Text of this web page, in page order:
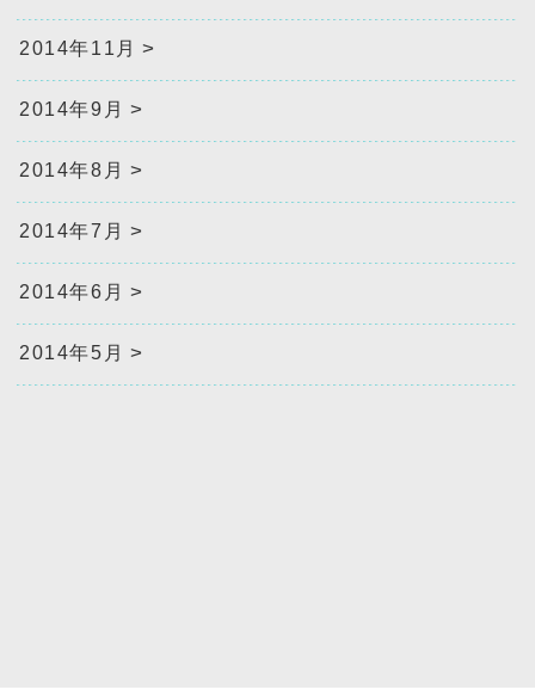
2014年11月
2014年9月
2014年8月
2014年7月
2014年6月
2014年5月